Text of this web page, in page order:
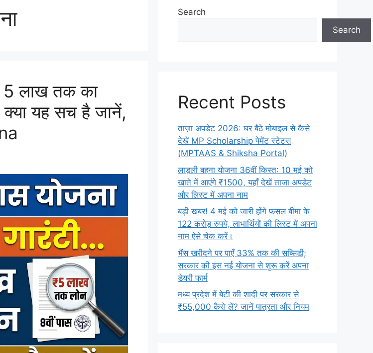
5 लाख तक का
यह सच है जानें,
Search
Search
Recent Posts
ताज़ा अपडेट 2026: घर बैठे मोबाइल से कैसे
देखें MP Scholarship पेमेंट स्टेटस
(MPTAAS & Shiksha Portal)
लाड़ली बहना योजना 36वीं किस्त: 10 मई को
खाते में आएंगे ₹1500, यहाँ देखें ताजा अपडेट
और लिस्ट में अपना नाम
बड़ी खबर! 4 मई को जारी होंगे फसल बीमा के
122 करोड़ रुपये, लाभार्थियों की लिस्ट में अपना
नाम ऐसे चेक करें।
भैंस खरीदने पर पाएँ 33% तक की सब्सिडी;
सरकार की इस नई योजना से शुरू करें अपना
डेयरी फार्म
मध्य प्रदेश में बेटी की शादी पर सरकार से
₹55,000 कैसे लें? जानें पात्रता और नियम